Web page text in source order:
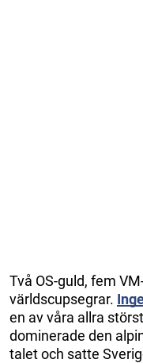
Två OS-guld, fem
världscupsegrar.
en av våra allra
dominerade den
talet och satte